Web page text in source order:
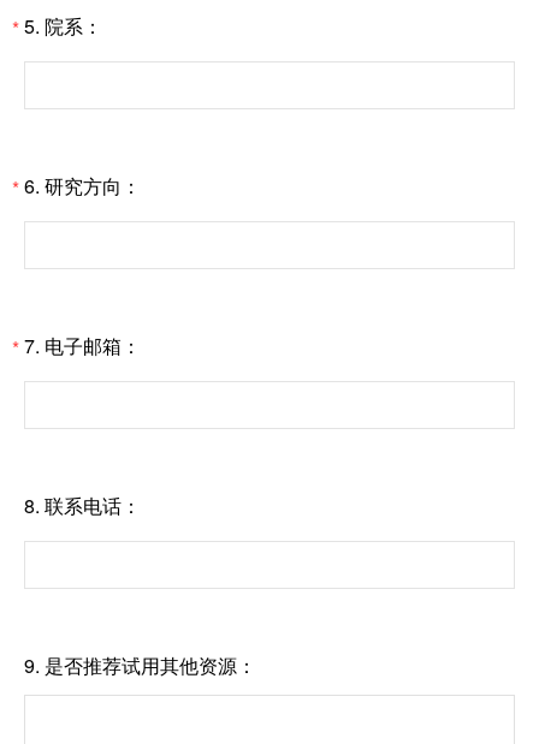
*5. 院系：
*6. 研究方向：
*7. 电子邮箱：
8. 联系电话：
9. 是否推荐试用其他资源：